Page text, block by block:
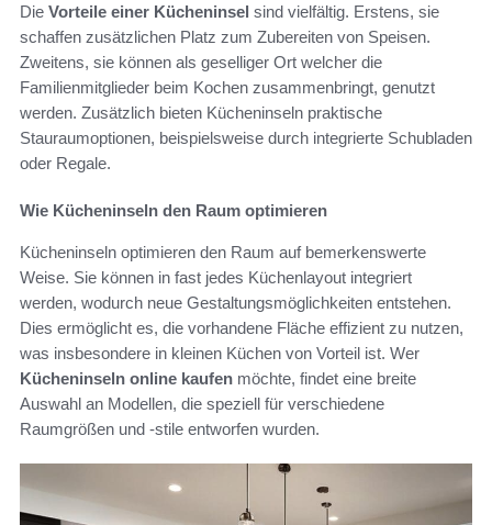
Die Vorteile einer Kücheninsel sind vielfältig. Erstens, sie
schaffen zusätzlichen Platz zum Zubereiten von Speisen.
Zweitens, sie können als geselliger Ort welcher die
Familienmitglieder beim Kochen zusammenbringt, genutzt
werden. Zusätzlich bieten Kücheninseln praktische
Stauraumoptionen, beispielsweise durch integrierte Schubladen
oder Regale.
Wie Kücheninseln den Raum optimieren
Kücheninseln optimieren den Raum auf bemerkenswerte
Weise. Sie können in fast jedes Küchenlayout integriert
werden, wodurch neue Gestaltungsmöglichkeiten entstehen.
Dies ermöglicht es, die vorhandene Fläche effizient zu nutzen,
was insbesondere in kleinen Küchen von Vorteil ist. Wer
Kücheninseln online kaufen möchte, findet eine breite
Auswahl an Modellen, die speziell für verschiedene
Raumgrößen und -stile entworfen wurden.